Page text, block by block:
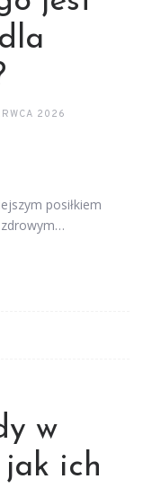
2026
posiłkiem
w
ich